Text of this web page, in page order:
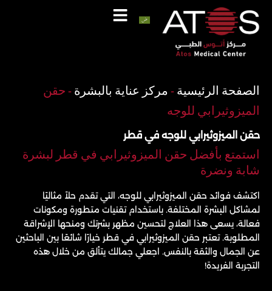
المحتوى
الصفحة الرئيسية- مركز عناية بالبشرة-حقن
الميزوثيرابي للوجه
حقن الميزوثيرابي للوجه في قطر
استمتع بأفضل حقن الميزوثيرابي في قطر لبشرة
شابة ونضرة
اكتشف فوائد حقن الميزوثيرابي للوجه، التي تقدم حلاً مثاليًا
لمشاكل البشرة المختلفة. باستخدام تقنيات متطورة ومكونات
فعالة، يسعى هذا العلاج لتحسين مظهر بشرتك ومنحها الإشراقة
المطلوبة. تعتبر حقن الميزوثيرابي في قطر خيارًا شائعًا بين الباحثين
عن الجمال والثقة بالنفس. اجعلي جمالك يتألق من خلال هذه
التجربة الفريدة!